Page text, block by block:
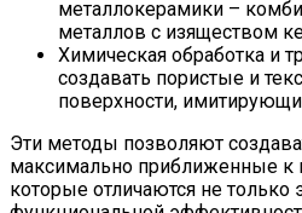
металлокерамики –
металлов с изяществом
Химическая обработка и
создавать пористые и
поверхности,
Эти методы позволяют
максимально приближенные к
которые отличаются не только